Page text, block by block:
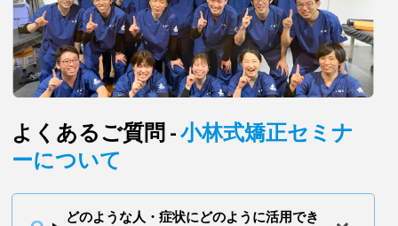
よくあるご質問 -小林式矯正セミナ
ーについて
どのような人・症状にどのように活用でき